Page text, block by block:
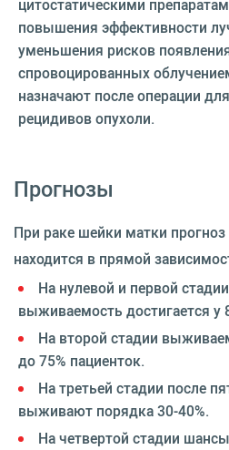
цитостатическими
повышения эффективности
уменьшения рисков
спровоцированных
назначают после операции
рецидивов опухоли.
Прогнозы
При раке шейки матки
находится в прямой
На нулевой и первой
выживаемость достигается у
На второй стадии
до 75% пациенток.
На третьей стадии после
выживают порядка 30-40%.
На четвертой стадии